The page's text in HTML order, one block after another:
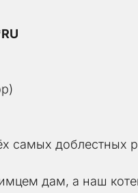
самых доблестных
дам, а наш